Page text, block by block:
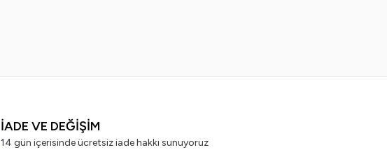
İADE VE DEĞİŞİM
14 gün içerisinde ücretsiz iade hakkı sunuyoruz